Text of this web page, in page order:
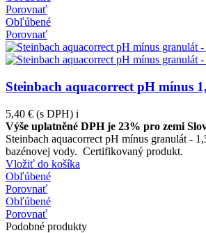
Porovnať
Obľúbené
Porovnať
Steinbach aquacorrect pH mínus
5,40 € (s DPH) i
Výše uplatněné DPH je 23% pro zemi
Steinbach aquacorrect pH mínus granulát -
bazénovej vody. Certifikovaný produkt.
Vložiť do košíka
Obľúbené
Porovnať
Obľúbené
Porovnať
Podobné produkty